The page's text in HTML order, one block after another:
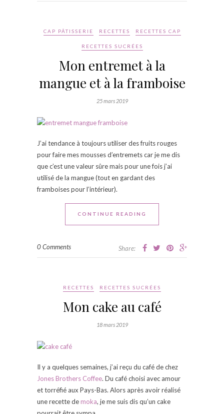
CAP PÂTISSERIE RECETTES RECETTES CAP
RECETTES SUCRÉES
Mon entremet à la
mangue et à la framboise
25 mars 2019
J’ai tendance à toujours utiliser des fruits rouges
pour faire mes mousses d’entremets car je me dis
que c’est une valeur sûre mais pour une fois j’ai
utilisé de la mangue (tout en gardant des
framboises pour l’intérieur).
CONTINUE READING
0 Comments Share:
RECETTES RECETTES SUCRÉES
Mon cake au café
18 mars 2019
Il y a quelques semaines, j’ai reçu du café de chez
Jones Brothers Coffee. Du café choisi avec amour
et torréfié aux Pays-Bas. Alors après avoir réalisé
une recette demoka, je me suis dis qu’un cake